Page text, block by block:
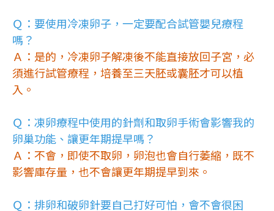
Ｑ：要使用冷凍卵子，一定要配合試管嬰兒療程
嗎？
Ａ：是的，冷凍卵子解凍後不能直接放回子宮，必
須進行試管療程，培養至三天胚或囊胚才可以植
入。
Ｑ：凍卵療程中使用的針劑和取卵手術會影響我的
卵巢功能、讓更年期提早嗎？
Ａ：不會，即使不取卵，卵泡也會自行萎縮，既不
影響庫存量，也不會讓更年期提早到來。
Ｑ：排卵和破卵針要自己打好可怕，會不會很困